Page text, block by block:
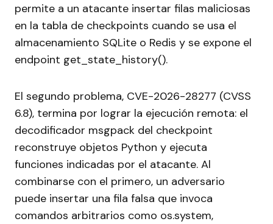
permite a un atacante insertar filas maliciosas
en la tabla de checkpoints cuando se usa el
almacenamiento SQLite o Redis y se expone el
endpoint get_state_history().
El segundo problema, CVE-2026-28277 (CVSS
6.8), termina por lograr la ejecución remota: el
decodificador msgpack del checkpoint
reconstruye objetos Python y ejecuta
funciones indicadas por el atacante. Al
combinarse con el primero, un adversario
puede insertar una fila falsa que invoca
comandos arbitrarios como os.system,